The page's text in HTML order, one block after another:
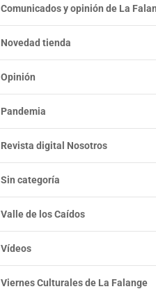
Comunicados y opinión de La
Novedad tienda
Opinión
Pandemia
Revista digital Nosotros
Sin categoría
Valle de los Caídos
Vídeos
Viernes Culturales de La Falange